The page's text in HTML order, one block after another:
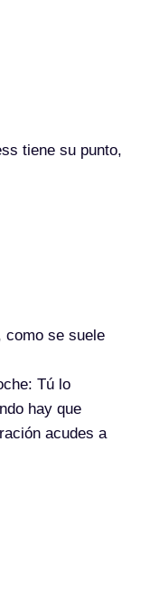
tiene su punto,
como se suele
Tú lo
hay que
acudes a